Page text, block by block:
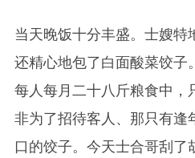
当天晚饭十分丰盛。士嫂特
还精心地包了白面酸菜饺子
每人每月二十八斤粮食中，
非为了招待客人、那只有逢
口的饺子。今天士合哥刮了